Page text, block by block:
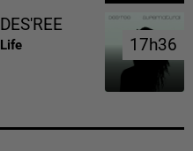
DES'REE
Life 17h36
17h36